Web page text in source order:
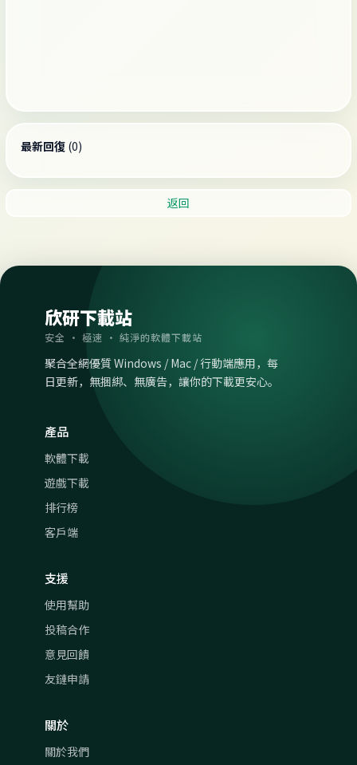
最新回復 (0)
返回
欣研下載站
安全 · 極速 · 純淨的軟體下載站
聚合全網優質 Windows / Mac / 行動端應用，每
日更新，無捆綁、無廣告，讓你的下載更安心。
產品
軟體下載
遊戲下載
排行榜
客戶端
支援
使用幫助
投稿合作
意見回饋
友鏈申請
關於
關於我們